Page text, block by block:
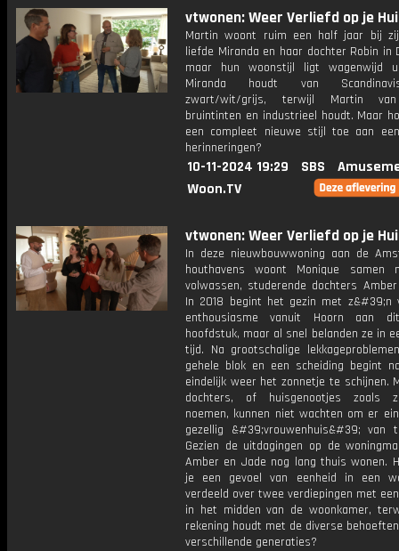
vtwonen: Weer Verliefd op je
Martin woont ruim een half jaar bij
liefde Miranda en haar dochter Robin in
maar hun woonstijl ligt wagenwijd
Miranda houdt van
zwart/wit/grijs, terwijl Martin
bruintinten en industrieel houdt. Maar
een compleet nieuwe stijl toe aan
herinneringen?
10-11-2024 19:29 SBS
Woon.TV
vtwonen: Weer Verliefd op je
In deze nieuwbouwwoning aan de
houthavens woont Monique samen
volwassen, studerende dochters
In 2018 begint het gezin met z&#39;n
enthousiasme vanuit Hoorn aan
hoofdstuk, maar al snel belanden ze in
tijd. Na grootschalige
gehele blok en een scheiding begint
eindelijk weer het zonnetje te schijnen.
dochters, of huisgenootjes zoals
noemen, kunnen niet wachten om er
gezellig &#39;vrouwenhuis&#39; van
Gezien de uitdagingen op de
Amber en Jade nog lang thuis wonen.
je een gevoel van eenheid in een
verdeeld over twee verdiepingen met
in het midden van de woonkamer,
rekening houdt met de diverse
verschillende generaties?